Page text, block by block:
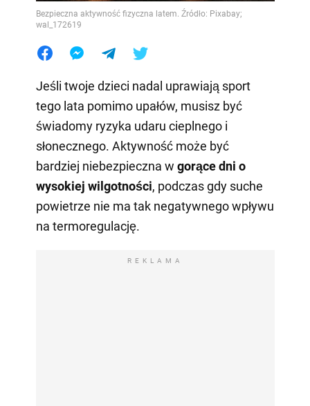
Bezpieczna aktywność fizyczna latem. Źródło: Pixabay;
wal_172619
Jeśli twoje dzieci nadal uprawiają sport
tego lata pomimo upałów, musisz być
świadomy ryzyka udaru cieplnego i
słonecznego. Aktywność może być
bardziej niebezpieczna w gorące dni o
wysokiej wilgotności, podczas gdy suche
powietrze nie ma tak negatywnego wpływu
na termoregulację.
REKLAMA